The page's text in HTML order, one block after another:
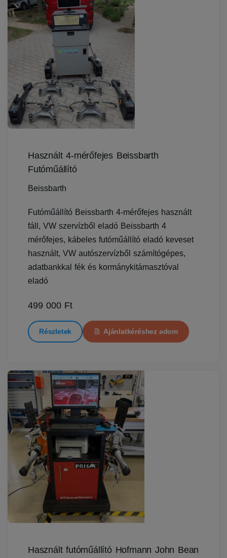
Használt 4-mérőfejes Beissbarth
Futóműállító
Beissbarth
Futóműállító Beissbarth 4-mérőfejes használt
fáll, VW szervízből eladó Beissbarth 4
mérőfejes, kábeles futóműállító eladó keveset
használt, VW autószervízből számítógépes,
adatbankkal fék és kormánykitámasztóval
eladó
499 000 Ft
Részletek Ajánlatkéréshez adom
Használt futóműállító Hofmann John Bean